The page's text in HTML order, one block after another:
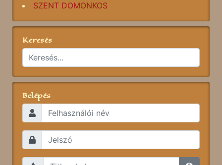
SZENT DOMONKOS
Keresés
Belépés